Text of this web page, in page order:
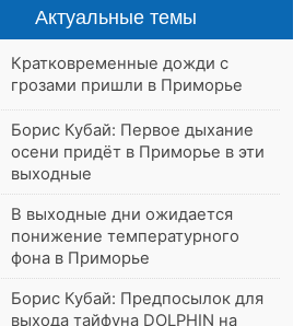
Актуальные темы
Кратковременные дожди с
грозами пришли в Приморье
Борис Кубай: Первое дыхание
осени придёт в Приморье в эти
выходные
В выходные дни ожидается
понижение температурного
фона в Приморье
Борис Кубай: Предпосылок для
выхода тайфуна DOLPHIN на